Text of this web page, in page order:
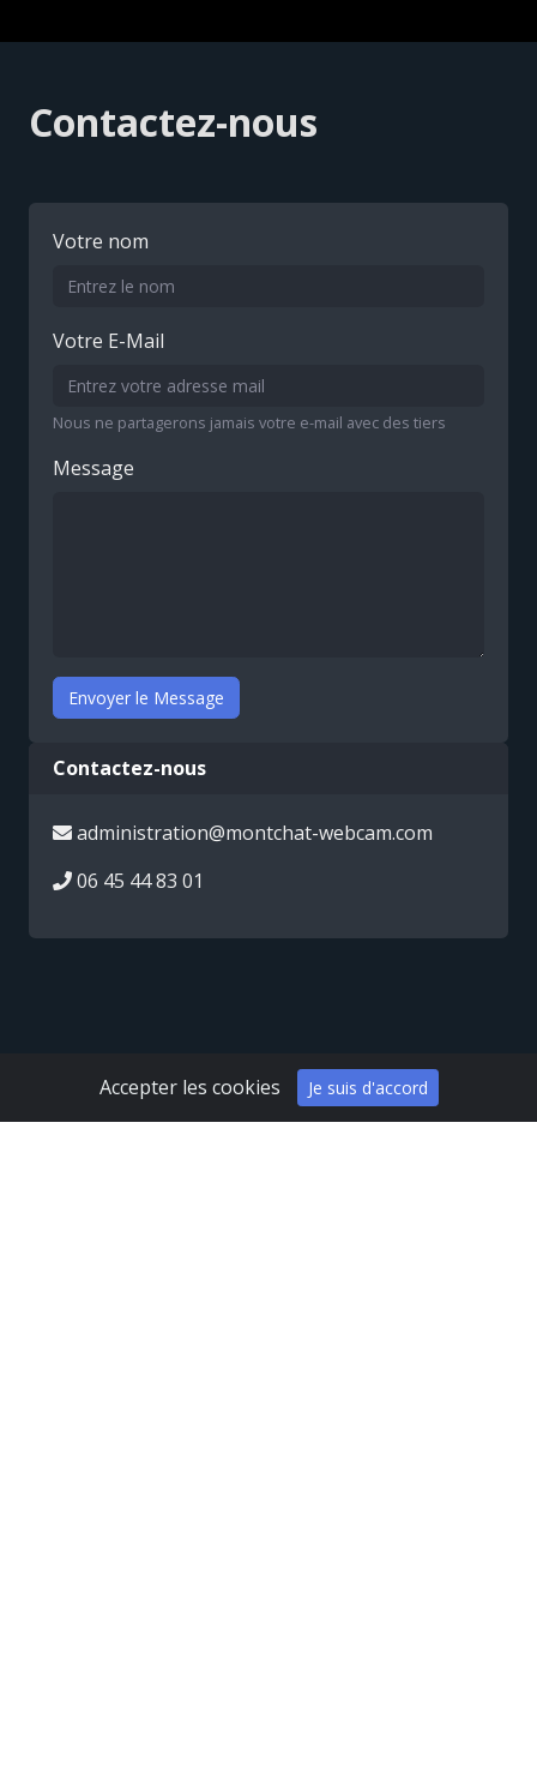
Contactez-nous
Votre nom
Votre E-Mail
Nous ne partagerons jamais votre e-mail avec des tiers
Message
Envoyer le Message
Contactez-nous
administration@montchat-webcam.com
06 45 44 83 01
Accepter les cookies Je suis d'accord